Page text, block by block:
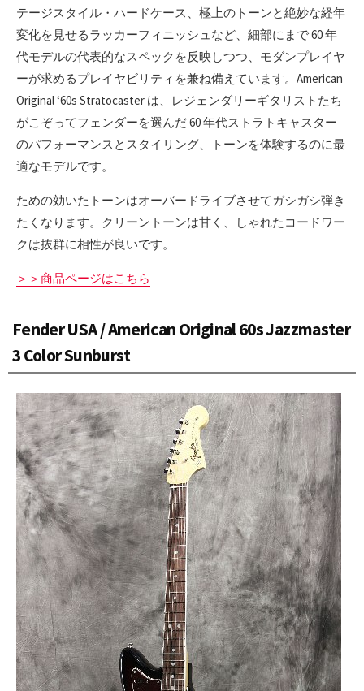
テージスタイル・ハードケース、極上のトーンと絶妙な経年
変化を見せるラッカーフィニッシュなど、細部にまで 60 年
代モデルの代表的なスペックを反映しつつ、モダンプレイヤ
ーが求めるプレイヤビリティを兼ね備えています。American
Original ‘60s Stratocaster は、レジェンダリーギタリストたち
がこぞってフェンダーを選んだ 60 年代ストラトキャスター
のパフォーマンスとスタイリング、トーンを体験するのに最
適なモデルです。
ための効いたトーンはオーバードライブさせてガシガシ弾き
たくなります。クリーントーンは甘く、しゃれたコードワー
クは抜群に相性が良いです。
＞＞商品ページはこちら
Fender USA / American Original 60s Jazzmaster
3 Color Sunburst